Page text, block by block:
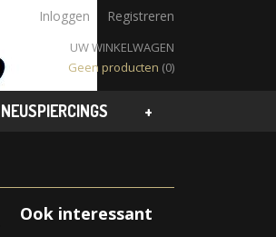
Inloggen Registreren
UW WINKELWAGEN
Geen producten (0)
NEUSPIERCINGS +
Ook interessant